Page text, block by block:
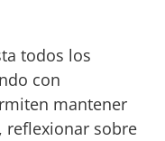
todos los
con
mantener
reflexionar sobre